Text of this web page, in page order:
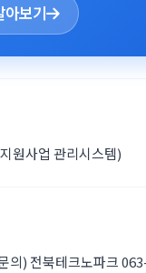
아보기
원사업 관리시스템)
의) 전북테크노파크